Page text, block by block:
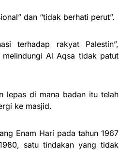
dan “tidak berhati perut”.
terhadap rakyat Palestin”,
Al Aqsa tidak patut
lepas di mana badan itu telah
ke masjid.
Enam Hari pada tahun 1967
satu tindakan yang tidak